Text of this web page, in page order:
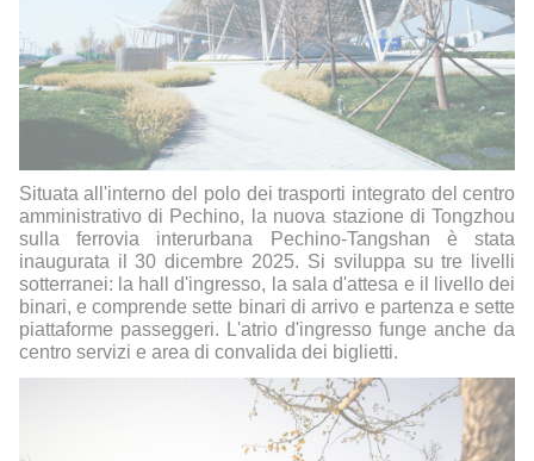
Situata all'interno del polo dei trasporti integrato del centro
amministrativo di Pechino, la nuova stazione di Tongzhou
sulla ferrovia interurbana Pechino-Tangshan è stata
inaugurata il 30 dicembre 2025. Si sviluppa su tre livelli
sotterranei: la hall d'ingresso, la sala d'attesa e il livello dei
binari, e comprende sette binari di arrivo e partenza e sette
piattaforme passeggeri. L'atrio d'ingresso funge anche da
centro servizi e area di convalida dei biglietti.